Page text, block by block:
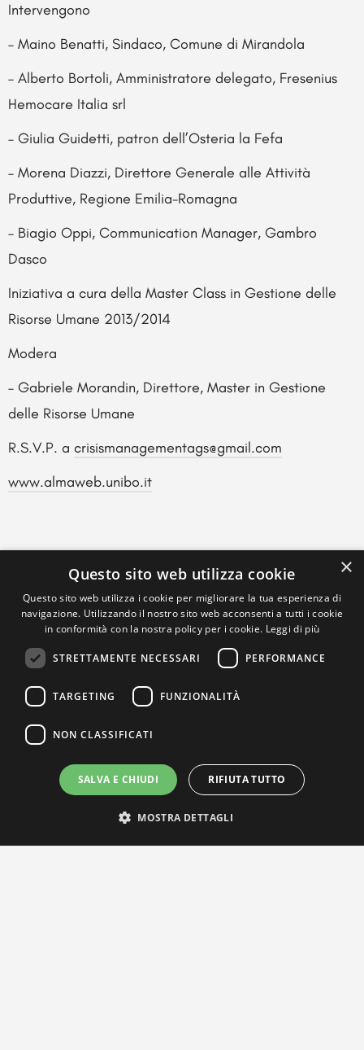
Intervengono
– Maino Benatti, Sindaco, Comune di Mirandola
– Alberto Bortoli, Amministratore delegato, Fresenius
Hemocare Italia srl
– Giulia Guidetti, patron dell’Osteria la Fefa
– Morena Diazzi, Direttore Generale alle Attività
Produttive, Regione Emilia-Romagna
– Biagio Oppi, Communication Manager, Gambro
Dasco
Iniziativa a cura della Master Class in Gestione delle
Risorse Umane 2013/2014
Modera
– Gabriele Morandin, Direttore, Master in Gestione
delle Risorse Umane
R.S.V.P. a crisismanagementags@gmail.com
www.almaweb.unibo.it
×
Questo sito web utilizza cookie
Questo sito web utilizza i cookie per migliorare la tua esperienza di
navigazione. Utilizzando il nostro sito web acconsenti a tutti i cookie
in conformità con la nostra policy per i cookie. Leggi di più
STRETTAMENTE NECESSARI PERFORMANCE
TARGETING FUNZIONALITÀ
NON CLASSIFICATI
SALVA E CHIUDI RIFIUTA TUTTO
MOSTRA DETTAGLI